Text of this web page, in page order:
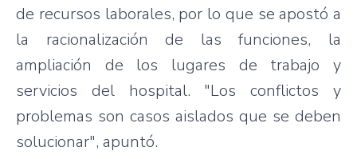
de recursos laborales, por lo que se apostó a
la racionalización de las funciones, la
ampliación de los lugares de trabajo y
servicios del hospital. "Los conflictos y
problemas son casos aislados que se deben
solucionar", apuntó.